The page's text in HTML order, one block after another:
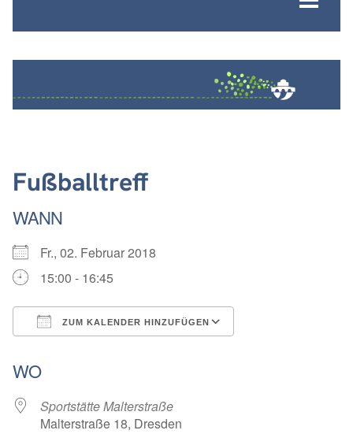
Fußballtreff
WANN
Fr., 02. Februar 2018
15:00 - 16:45
ZUM KALENDER HINZUFÜGEN
WO
Sportstätte Malterstraße
Malterstraße 18, Dresden